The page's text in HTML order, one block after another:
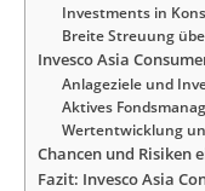
Investments in
Breite Streuung
Invesco Asia
Anlageziele und
Aktives
Wertentwicklung
Chancen und Risiken
Fazit: Invesco Asia